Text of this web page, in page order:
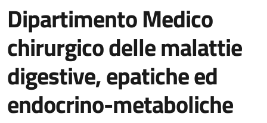
Dipartimento Medico
chirurgico delle malattie
digestive, epatiche ed
endocrino-metaboliche